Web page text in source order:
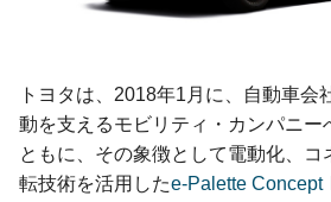
トヨタは、2018年1月に、自動車会
動を支えるモビリティ・カンパニー
ともに、その象徴として電動化、コ
転技術を活用したe-Palette Concept